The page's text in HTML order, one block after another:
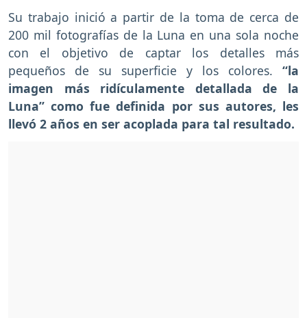
Su trabajo inició a partir de la toma de cerca de
200 mil fotografías de la Luna en una sola noche
con el objetivo de captar los detalles más
pequeños de su superficie y los colores. “la
imagen más ridículamente detallada de la
Luna” como fue definida por sus autores, les
llevó 2 años en ser acoplada para tal resultado.